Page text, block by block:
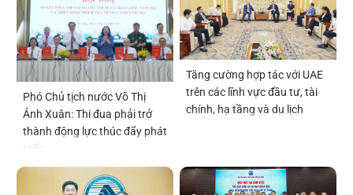
Phó Chủ tịch nước Võ Thị
Ánh Xuân: Thi đua phải trở
thành động lực thúc đẩy phát
triển
Tăng cường hợp tác với UAE
trên các lĩnh vực đầu tư, tài
chính, hạ tầng và du lịch